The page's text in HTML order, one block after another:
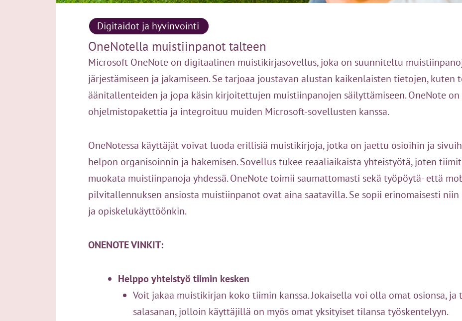
Digitaidot ja hyvinvointi
OneNotella muistiinpanot talteen
Microsoft OneNote on digitaalinen muistikirjasovellus, joka on suunniteltu
järjestämiseen ja jakamiseen. Se tarjoaa joustavan alustan kaikenlaisten tietojen, kuten
äänitallenteiden ja jopa käsin kirjoitettujen muistiinpanojen säilyttämiseen. OneNote on
ohjelmistopakettia ja integroituu muiden Microsoft-sovellusten kanssa.
OneNotessa käyttäjät voivat luoda erillisiä muistikirjoja, jotka on jaettu osioihin ja
helpon organisoinnin ja hakemisen. Sovellus tukee reaaliaikaista yhteistyötä, joten
muokata muistiinpanoja yhdessä. OneNote toimii saumattomasti sekä työpöytä- että
pilvitallennuksen ansiosta muistiinpanot ovat aina saatavilla. Se sopii erinomaisesti
ja opiskelukäyttöönkin.
ONENOTE VINKIT:
Helppo yhteistyö tiimin kesken
Voit jakaa muistikirjan koko tiimin kanssa. Jokaisella voi olla omat osionsa,
salasanan, jolloin käyttäjillä on myös omat yksityiset tilansa työskentelyyn.